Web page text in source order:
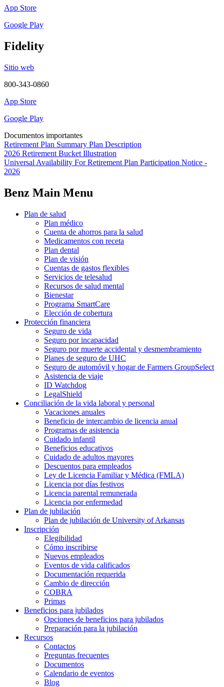
App Store
Google Play
Fidelity
Sitio web
800-343-0860
App Store
Google Play
Documentos importantes
Retirement Plan Summary Plan Description
2026 Retirement Bucket Illustration
Universal Availability For Retirement Plan Participation Notice -
2026
Benz Main Menu
Plan de salud
Plan médico
Cuenta de ahorros para la salud
Medicamentos con receta
Plan dental
Plan de visión
Cuentas de gastos flexibles
Servicios de telesalud
Recursos de salud mental
Bienestar
Programa SmartCare
Elección de cobertura
Protección financiera
Seguro de vida
Seguro por incapacidad
Seguro por muerte accidental y desmembramiento
Planes de seguro de UHC
Seguro de automóvil y hogar de Farmers GroupSelect
Asistencia de viaje
ID Watchdog
LegalShield
Conciliación de la vida laboral y personal
Vacaciones anuales
Beneficio de intercambio de licencia anual
Programas de asistencia
Cuidado infantil
Beneficios educativos
Cuidado de adultos mayores
Descuentos para empleados
Ley de Licencia Familiar y Médica (FMLA)
Licencia por días festivos
Licencia parental remunerada
Licencia por enfermedad
Plan de jubilación
Plan de jubilación de University of Arkansas
Inscripción
Elegibilidad
Cómo inscribirse
Nuevos empleados
Eventos de vida calificados
Documentación requerida
Cambio de dirección
COBRA
Primas
Beneficios para jubilados
Opciones de beneficios para jubilados
Preparación para la jubilación
Recursos
Contactos
Preguntas frecuentes
Documentos
Calendario de eventos
Blog